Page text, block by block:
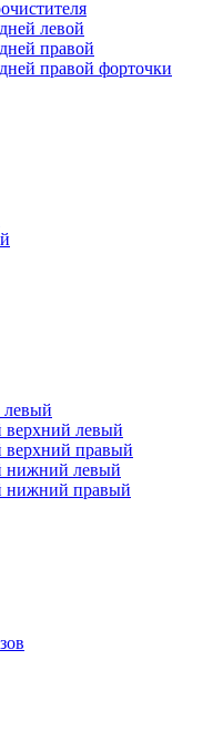
левой
правой
правой форточки
левый
верхний левый
верхний правый
нижний левый
нижний правый